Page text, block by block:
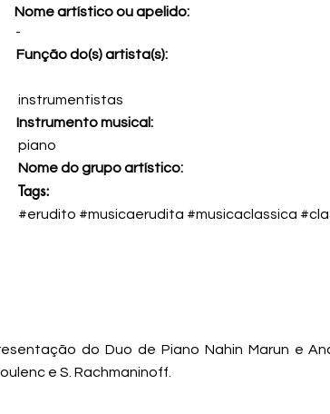
Nome artístico ou apelido:
-
Função do(s) artista(s):
instrumentistas
Instrumento musical:
piano
Nome do grupo artístico:
Tags:
#erudito #musicaerudita #musicaclassica
do Duo de Piano Nahin Marun e
e S. Rachmaninoff.